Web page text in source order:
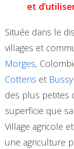
et
Située dans le
villages et
Morges,
Cottens et
des plus petites
superficie que
Village agricole
une agriculture